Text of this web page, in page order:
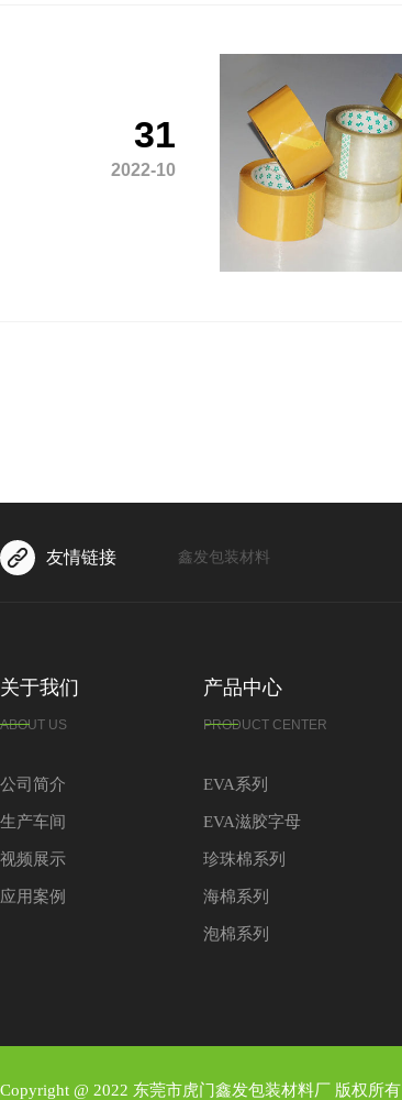
31
2022-10
友情链接 鑫发包装材料
关于我们
ABOUT US
公司简介
生产车间
视频展示
应用案例
产品中心
PRODUCT CENTER
EVA系列
EVA滋胶字母
珍珠棉系列
海棉系列
泡棉系列
Copyright @ 2022 东莞市虎门鑫发包装材料厂 版权所有